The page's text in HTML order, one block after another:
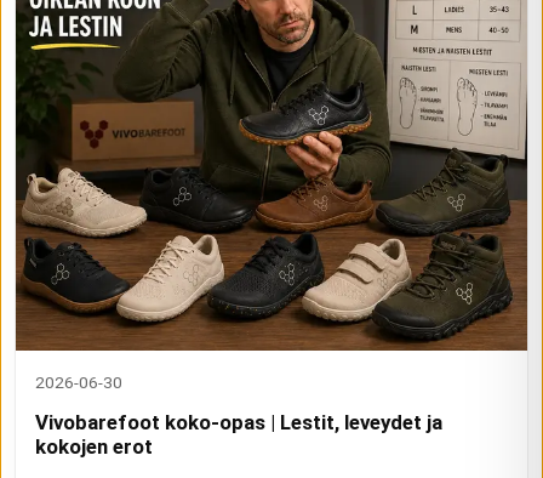
2026-06-30
Vivobarefoot koko-opas | Lestit, leveydet ja
kokojen erot